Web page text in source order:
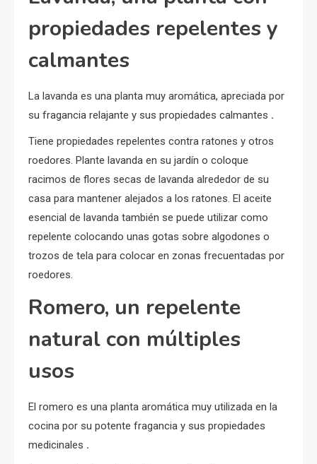
propiedades repelentes y
calmantes
La lavanda es una planta muy aromática, apreciada por
su fragancia relajante y sus propiedades calmantes .
Tiene propiedades repelentes contra ratones y otros
roedores. Plante lavanda en su jardín o coloque
racimos de flores secas de lavanda alrededor de su
casa para mantener alejados a los ratones. El aceite
esencial de lavanda también se puede utilizar como
repelente colocando unas gotas sobre algodones o
trozos de tela para colocar en zonas frecuentadas por
roedores.
Romero, un repelente
natural con múltiples
usos
El romero es una planta aromática muy utilizada en la
cocina por su potente fragancia y sus propiedades
medicinales .